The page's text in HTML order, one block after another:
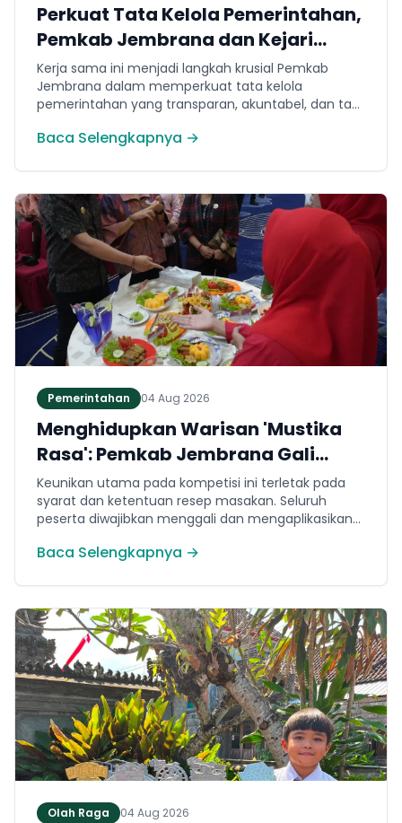
Perkuat Tata Kelola Pemerintahan,
Pemkab Jembrana dan Kejari
Jembrana Sepakati Kerja Sama
Hukum Datun
Kerja sama ini menjadi langkah krusial Pemkab
Jembrana dalam memperkuat tata kelola
pemerintahan yang transparan, akuntabel, dan taat
mencakup tiga domain utama, yakni pemberian
tindakan hukum lainnya.
Baca Selengkapnya →
Pemerintahan 04 Aug 2026
Menghidupkan Warisan 'Mustika
Rasa': Pemkab Jembrana Gali
Keteladanan Bung Karno Lewat
Lomba Cipta Menu Kuliner
Keunikan utama pada kompetisi ini terletak pada
syarat dan ketentuan resep masakan. Seluruh
peserta diwajibkan menggali dan mengaplikasikan
Mustika Rasa—buku kumpulan resep Nusantara
Indonesia, Ir. Soekarno. Melalui panduan resep
historis tersebut, para peserta berhasil
menghidangkan berbagai kreasi olahan pangan
lokal yang tidak hanya lezat tetapi juga bergizi,
beragam, aman dan seimbang.
Baca Selengkapnya →
Olah Raga 04 Aug 2026